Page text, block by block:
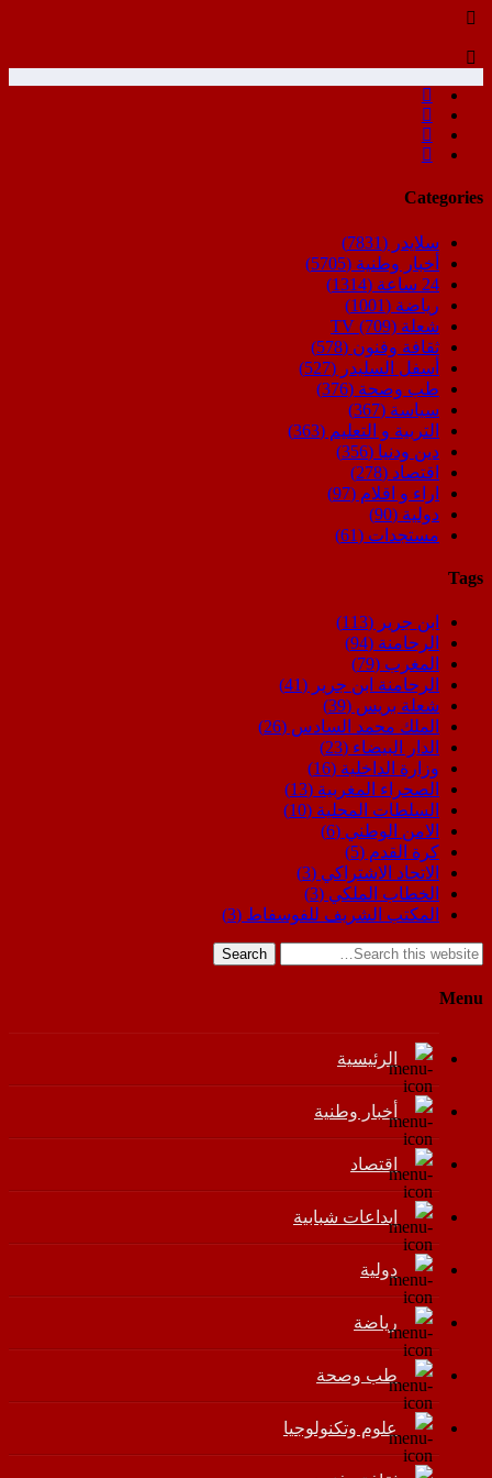
Categories
سلايدر (7831)
أخبار وطنية (5705)
24 ساعة
(1314)
رياضة (1001)
شعلة TV (709)
ثقافة وفنون (578)
أسفل السليدر (527)
طب وصحة (376)
سياسة (367)
التربية و التعليم (363)
دين ودنيا (356)
اقتصاد (278)
اراء و اقلام (97)
دولية (90)
مستجدات (61)
Tags
ابن جرير (113)
الرحامنة (94)
المغرب (79)
الرحامنة ابن جرير (41)
شعلة بريس (39)
الملك محمد السادس (26)
الدار البيضاء (23)
وزارة الداخلية (16)
الصحراء المغربية (13)
السلطات المحلية (10)
الامن الوطني (6)
كرة القدم (5)
الاتحاد الاشتراكي (3)
الخطاب الملكي (3)
المكتب الشريف للفوسفاط (3)
Search
Menu
الرئيسية
أخبار وطنية
اقتصاد
إبداعات شبابية
دولية
رياضة
طب وصحة
علوم وتكنولوجيا